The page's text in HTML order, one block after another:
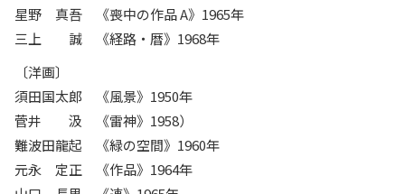
星野 真吾 《喪中の作品 A》1965年
三上 誠 《経路・暦》1968年
〔洋画〕
須田国太郎 《風景》1950年
菅井 汲 《雷神》1958）
難波田龍起 《緑の空間》1960年
元永 定正 《作品》1964年